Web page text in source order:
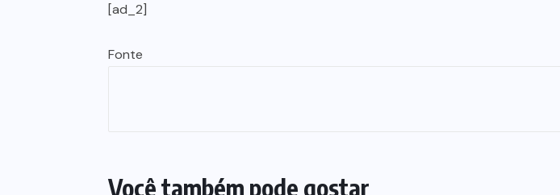
[ad_2]
Fonte
Você também pode gostar